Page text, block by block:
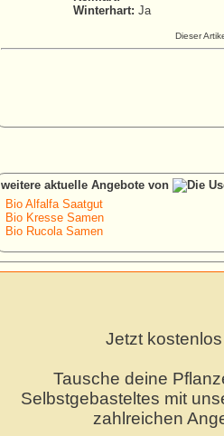
Winterhart: Ja
Dieser
weitere aktuelle Angebote von
Bio Alfalfa Saatgut
Bio Kresse Samen
Bio Rucola Samen
Jetzt
Tausche deine
Selbstgebasteltes mit
zahlreichen